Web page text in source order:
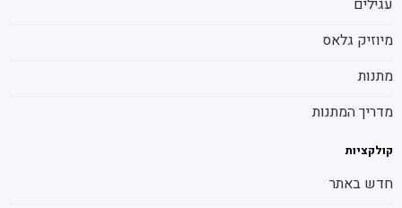
עגילים
מיוזיק גלאס
מתנות
מדריך המתנות
קולקציות
חדש באתר